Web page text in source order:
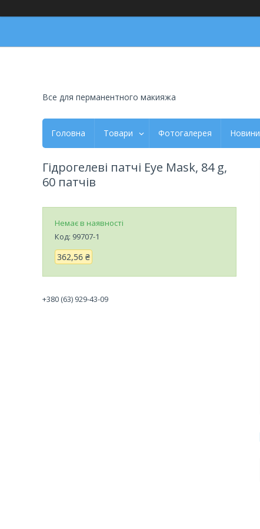
Все для перманентного макияжа
Головна Товари Фотогалерея Новини
Гідрогелеві патчі Eye Mask, 84 g,
60 патчів
Немає в наявності
Код: 99707-1
362,56 ₴
+380 (63) 929-43-09